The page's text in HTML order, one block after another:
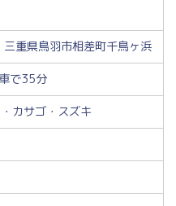
重県鳥羽市相差町千鳥ヶ浜
で35分
カサゴ・スズキ